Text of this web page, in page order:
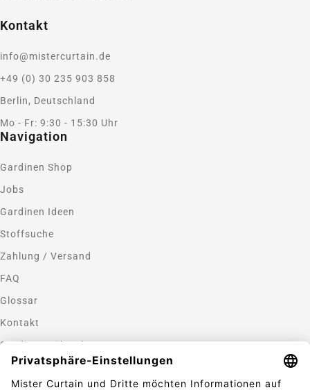
Kontakt
info@mistercurtain.de
+49 (0) 30 235 903 858
Berlin, Deutschland
Mo - Fr: 9:30 - 15:30 Uhr
Navigation
Gardinen Shop
Jobs
Gardinen Ideen
Stoffsuche
Zahlung / Versand
FAQ
Glossar
Kontakt
Gardinen nähen lassen
Zahlungsmethoden